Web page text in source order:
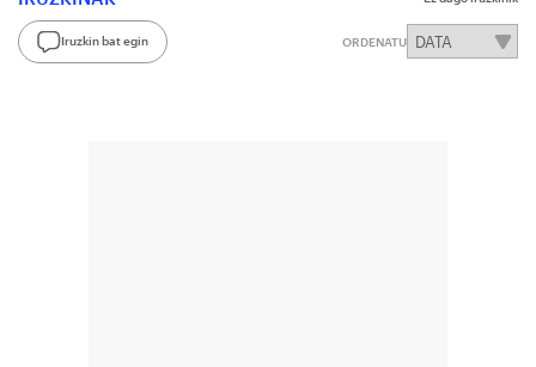
Iruzkin bat egin ORDENATU